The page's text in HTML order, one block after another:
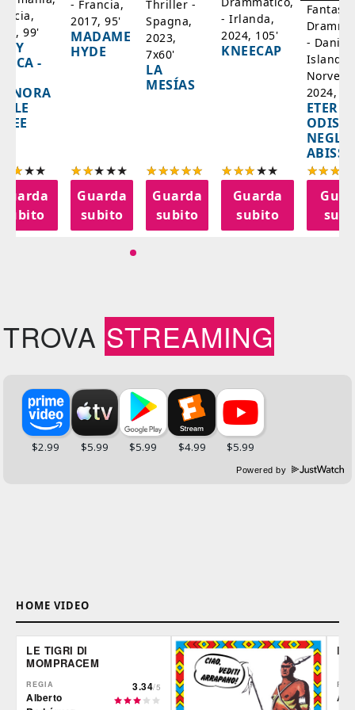
99'
-
subito
- Francia,
2017, 95'
MADAME
HYDE
Guarda
subito
Thriller -
Spagna,
2023,
7x60'
LA
MESÍAS
Guarda
subito
- Irlanda,
2024, 105'
KNEECAP
Guarda
subito
-
Islanda,
2024,
NEGLI
ABISSI
TROVA STREAMING
Powered by
HOME VIDEO
LE TIGRI DI
MOMPRACEM
REGIA
Alberto
3.34/5